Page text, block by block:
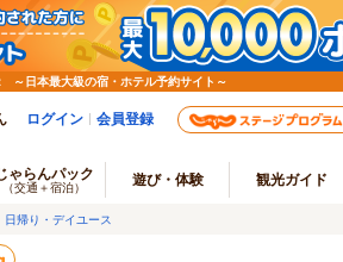
～日本最大級の宿・ホテル予約サイト～
ログイン 会員登録
ゃらんパック
（交通＋宿泊） 遊び・体験 観光ガイド
日帰り・デイユース